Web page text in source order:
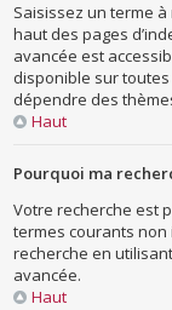
Saisissez un terme
haut des pages
avancée est
disponible sur toutes
dépendre des
Haut
Pourquoi ma
Votre recherche est
termes courants
recherche en
avancée.
Haut